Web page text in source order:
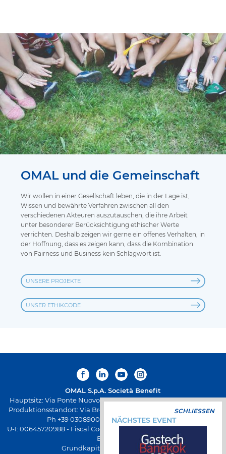
OMAL und die Gemeinschaft
Wir wollen in einer Gesellschaft leben, die in der Lage ist,
Wissen und bewährte Verfahren zwischen all den
verschiedenen Akteuren auszutauschen, die ihre Arbeit
unter besonderer Berücksichtigung ethischer Werte
verrichten. Deshalb zeigen wir gerne ein offenes Verhalten, in
der Hoffnung, dass es zeigen kann, dass die Kombination
von Fairness und Business kein Schlagwort ist.
UNSERE PROJEKTE
UNSER ETHIKCODE
OMAL S.p.A. Società Benefit
Hauptsitz: Via Ponte Nuovo 11, Rodengo Saiano (Brescia) Italien
Produktionsstandort: Via Brognolo 12, Passirano (Brescia) Italien
Ph +39 0308900145 Fax +39 0308900423
U-I: 00645720988 - Fiscal Code: 01661640175 - REA-Registrierung
BS-258271
Grundkapital € 500.000,00 v.e.
SCHLIESSEN
NÄCHSTES EVENT